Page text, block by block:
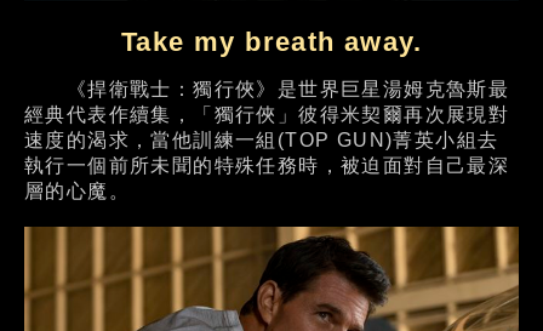
Take my breath away.
《捍衛戰士：獨行俠》是世界巨星湯姆克魯斯最
經典代表作續集，「獨行俠」彼得米契爾再次展現對
速度的渴求，當他訓練一組(TOP GUN)菁英小組去
執行一個前所未聞的特殊任務時，被迫面對自己最深
層的心魔。